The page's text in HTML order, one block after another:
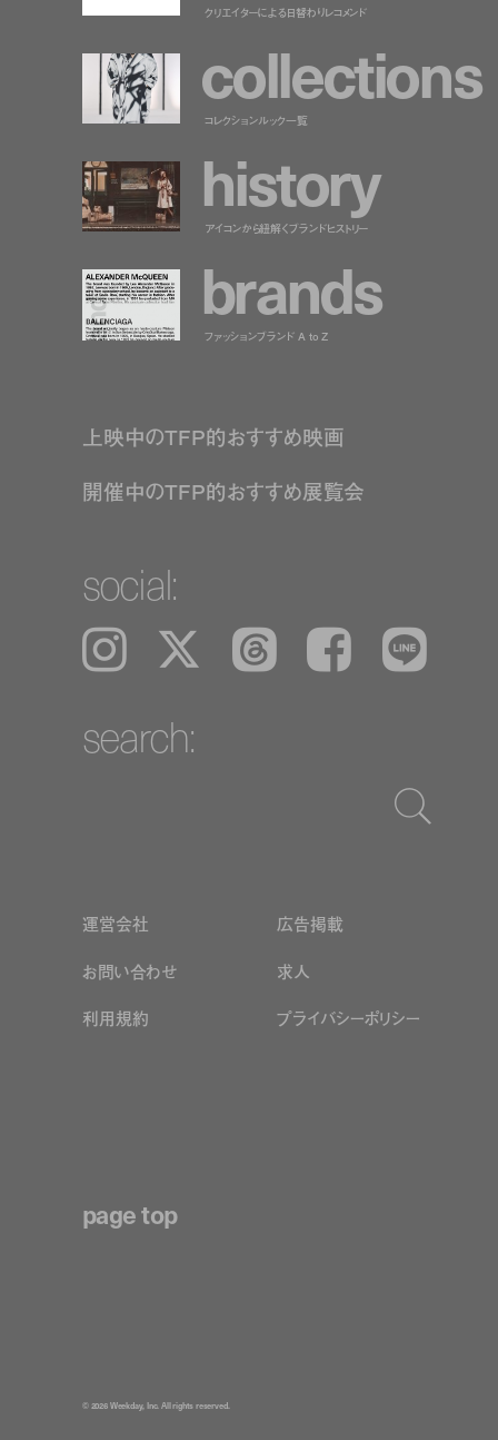
クリエイターによる日替わりレコメンド
collections
コレクションルック一覧
history
アイコンから紐解くブランドヒストリー
brands
ファッションブランド A to Z
上映中のTFP的おすすめ映画
開催中のTFP的おすすめ展覧会
social:
Instagram 𝕏 Threads Facebook LINE
search:
運営会社
広告掲載
お問い合わせ
求人
利用規約 プライバシーポリシー
page top
© 2026 Weekday, Inc. All rights reserved.